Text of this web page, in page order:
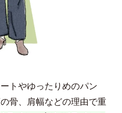
トやゆったりめのパン
骨、肩幅などの理由で重